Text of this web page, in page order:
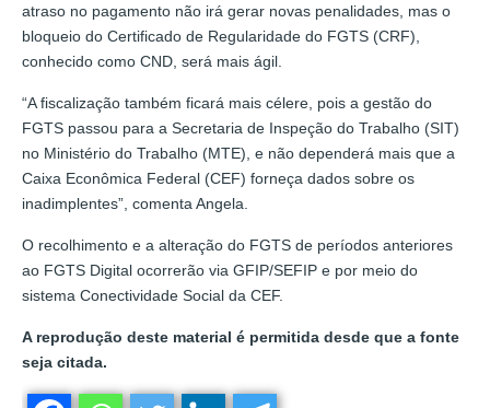
atraso no pagamento não irá gerar novas penalidades, mas o
bloqueio do Certificado de Regularidade do FGTS (CRF),
conhecido como CND, será mais ágil.
“A fiscalização também ficará mais célere, pois a gestão do
FGTS passou para a Secretaria de Inspeção do Trabalho (SIT)
no Ministério do Trabalho (MTE), e não dependerá mais que a
Caixa Econômica Federal (CEF) forneça dados sobre os
inadimplentes”, comenta Angela.
O recolhimento e a alteração do FGTS de períodos anteriores
ao FGTS Digital ocorrerão via GFIP/SEFIP e por meio do
sistema Conectividade Social da CEF.
A reprodução deste material é permitida desde que a fonte
seja citada.